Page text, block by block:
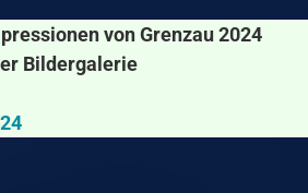
von Grenzau 2024
Bildergalerie